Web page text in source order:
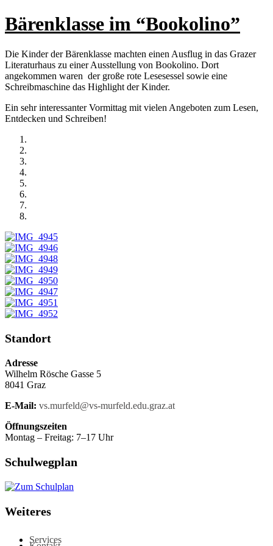
Bärenklasse im “Bookolino”
Die Kinder der Bärenklasse machten einen Ausflug in das Grazer
Literaturhaus zu einer Ausstellung von Bookolino. Dort
angekommen waren der große rote Lesesessel sowie eine
Schreibmaschine das Highlight der Kinder.
Ein sehr interessanter Vormittag mit vielen Angeboten zum Lesen,
Entdecken und Schreiben!
Standort
Adresse
Wilhelm Rösche Gasse 5
8041 Graz
E-Mail: vs.murfeld@vs-murfeld.edu.graz.at
Öffnungszeiten
Montag – Freitag: 7–17 Uhr
Schulwegplan
Weiteres
Services